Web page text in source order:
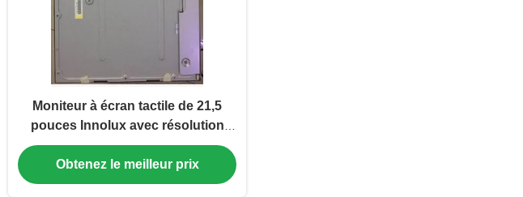
Moniteur à écran tactile de 21,5
pouces Innolux avec résolution
1920x1080 et luminosité de 250
cd/m2
Obtenez le meilleur prix